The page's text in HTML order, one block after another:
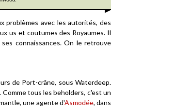
problèmes avec les autorités, des
us et coutumes des Royaumes. Il
connaissances. On le retrouve
de Port-crâne, sous Waterdeep.
tous les beholders, c'est un
une agente d'Asmodée, dans